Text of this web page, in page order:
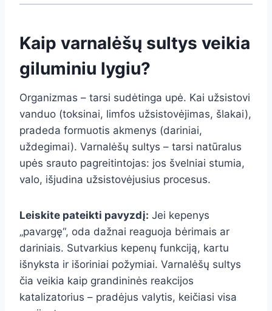
Kaip varnalėšų sultys veikia
giluminiu lygiu?
Organizmas – tarsi sudėtinga upė. Kai užsistovi
vanduo (toksinai, limfos užsistovėjimas, šlakai),
pradeda formuotis akmenys (dariniai,
uždegimai). Varnalėšų sultys – tarsi natūralus
upės srauto pagreitintojas: jos švelniai stumia,
valo, išjudina užsistovėjusius procesus.
Leiskite pateikti pavyzdį: Jei kepenys
„pavargę“, oda dažnai reaguoja bėrimais ar
dariniais. Sutvarkius kepenų funkciją, kartu
išnyksta ir išoriniai požymiai. Varnalėšų sultys
čia veikia kaip grandininės reakcijos
katalizatorius – pradėjus valytis, keičiasi visa